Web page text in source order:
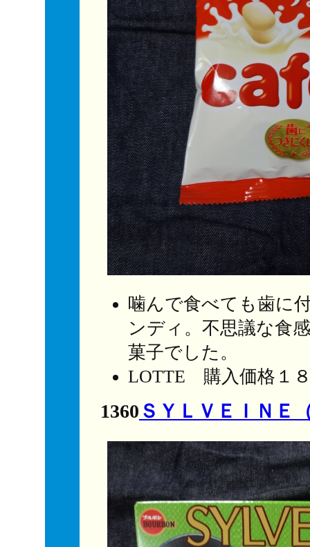
噛んで食べても歯に
ンディ。不思議な食
菓子でした。
LOTTE 購入価格１
1360 ＳＹＬＶＥＩＮＥ